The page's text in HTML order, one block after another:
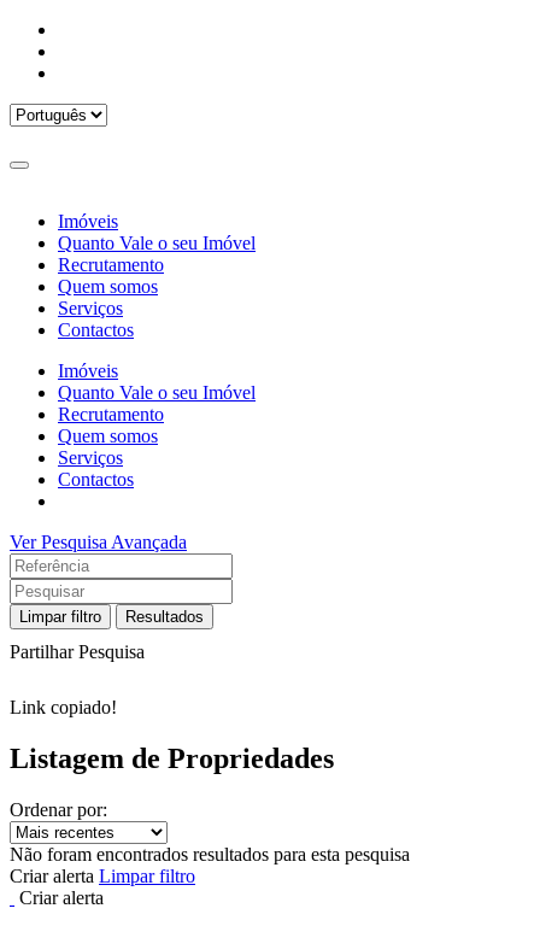
Imóveis
Quanto Vale o seu Imóvel
Recrutamento
Quem somos
Serviços
Contactos
Imóveis
Quanto Vale o seu Imóvel
Recrutamento
Quem somos
Serviços
Contactos
Ver Pesquisa Avançada
Limpar filtro Resultados
Partilhar Pesquisa
Link copiado!
Listagem de Propriedades
Ordenar por:
Não foram encontrados resultados para esta pesquisa
Criar alerta Limpar filtro
Criar alerta